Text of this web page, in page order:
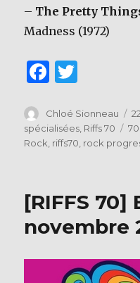
– The Pretty
Madness (1972)
F
c
e
o
k
it
te
Auteur
Chloé Sionneau
le
spécialisées, Riffs 70
Rock, riffs70, rock
[RIFFS 70]
novembre